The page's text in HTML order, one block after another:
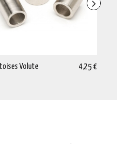
Volute 4,25 €